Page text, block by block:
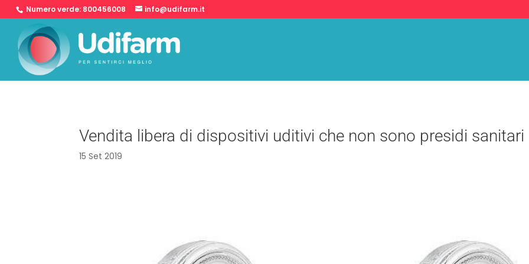
Numero verde: 800456008 info@udifarm.it
Vendita libera di dispositivi uditivi che non sono presidi sanitari
15 Set 2019